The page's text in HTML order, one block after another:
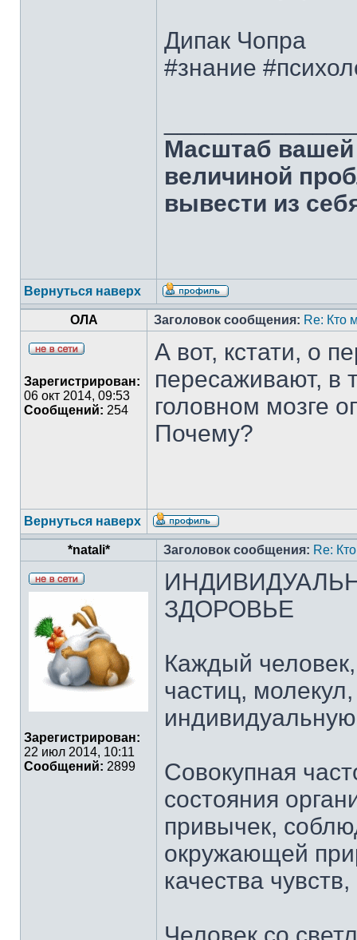
Дипак Чопра
#знание
Масштаб вашей
величиной
вывести из
Вернуться наверх
ОЛА Заголовок сообщения: Re: Кто
Зарегистрирован:
06 окт 2014, 09:53
Сообщений: 254
А вот, кстати, о
пересаживают, в
головном мозге
Почему?
Вернуться наверх
*natali* Заголовок сообщения: Re:
Зарегистрирован:
22 июл 2014, 10:11
Сообщений: 2899
ЗДОРОВЬЕ
Каждый
частиц,
Совокупная
состояния
привычек,
окружающей
качества